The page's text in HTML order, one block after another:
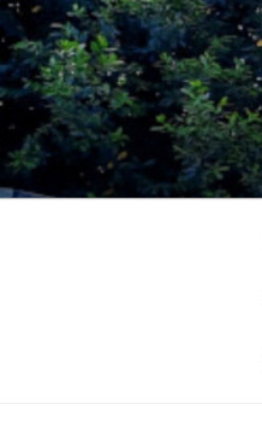
Salta
al
contenuto